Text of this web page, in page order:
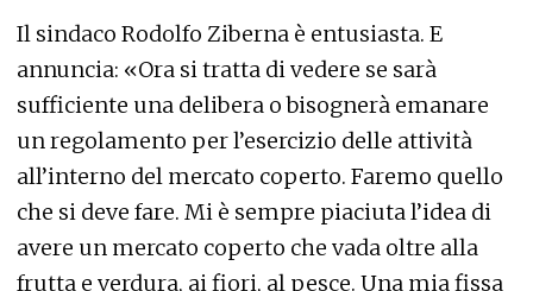
Il sindaco Rodolfo Ziberna è entusiasta. E
annuncia: «Ora si tratta di vedere se sarà
sufficiente una delibera o bisognerà emanare
un regolamento per l’esercizio delle attività
all’interno del mercato coperto. Faremo quello
che si deve fare. Mi è sempre piaciuta l’idea di
avere un mercato coperto che vada oltre alla
frutta e verdura, ai fiori, al pesce. Una mia fissa